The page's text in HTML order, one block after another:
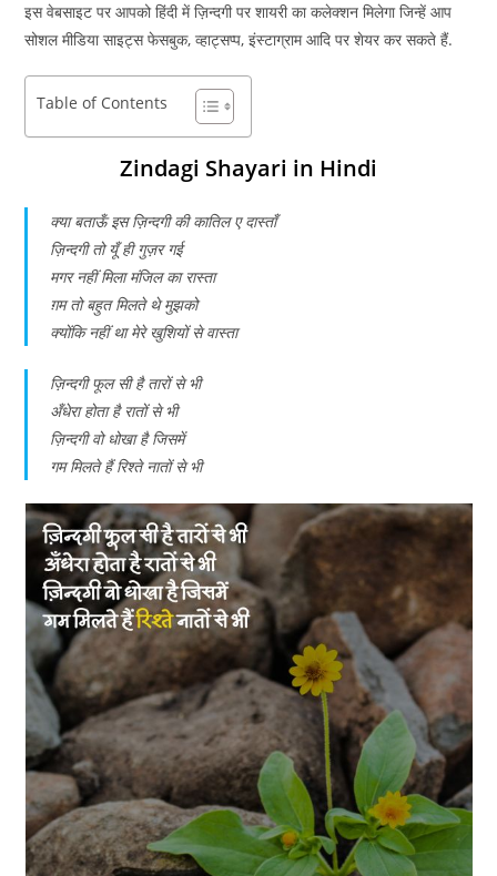
इस वेबसाइट पर आपको हिंदी में ज़िन्दगी पर शायरी का कलेक्शन मिलेगा जिन्हें आप
सोशल मीडिया साइट्स फेसबुक, व्हाट्सप्प, इंस्टाग्राम आदि पर शेयर कर सकते हैं.
Table of Contents
Zindagi Shayari in Hindi
क्या बताऊँ इस ज़िन्दगी की कातिल ए दास्ताँ
ज़िन्दगी तो यूँ ही गुज़र गई
मगर नहीं मिला मंजिल का रास्ता
ग़म तो बहुत मिलते थे मुझको
क्योंकि नहीं था मेरे खुशियों से वास्ता
ज़िन्दगी फूल सी है तारों से भी
अँधेरा होता है रातों से भी
ज़िन्दगी वो धोखा है जिसमें
गम मिलते हैं रिश्ते नातों से भी